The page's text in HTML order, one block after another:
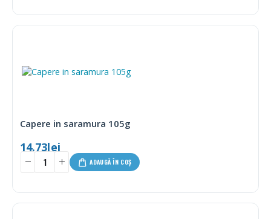
Capere in saramura 105g
14.73lei
ADAUGĂ ÎN COȘ